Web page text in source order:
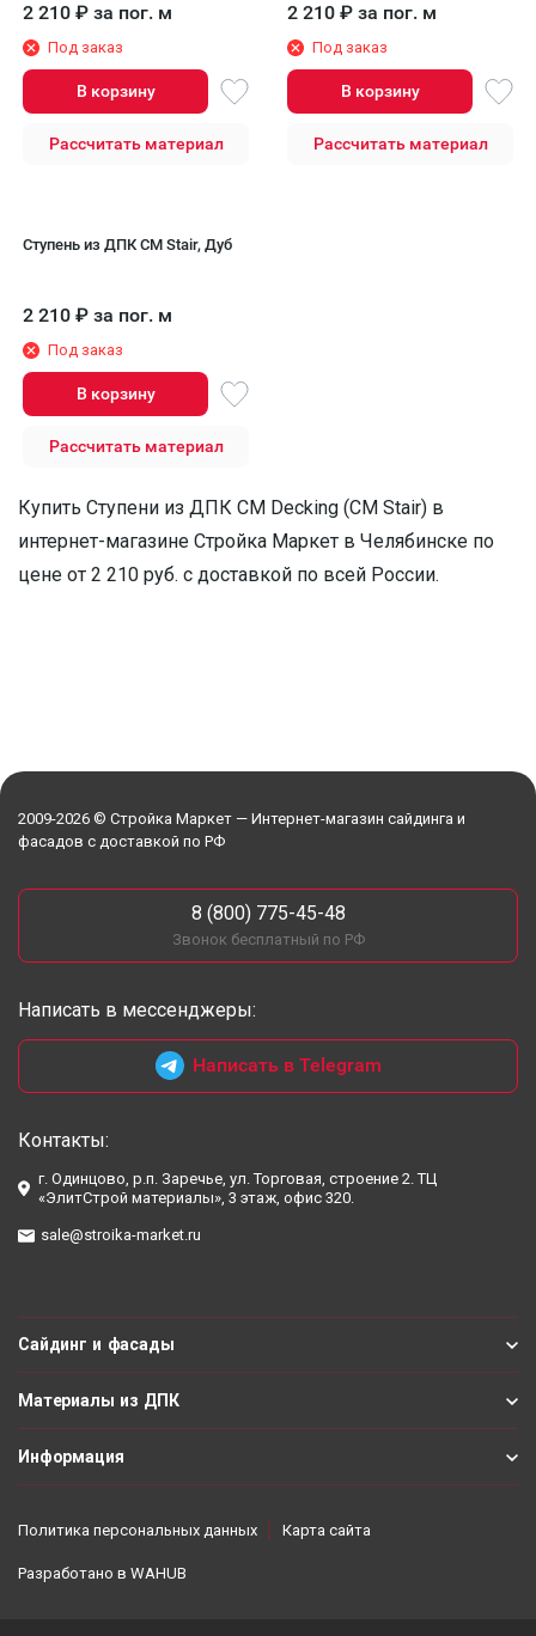
2 210 ₽ за пог. м
Под заказ
В корзину
Рассчитать материал
2 210 ₽ за пог. м
Под заказ
В корзину
Рассчитать материал
Ступень из ДПК CM Stair, Дуб
2 210 ₽ за пог. м
Под заказ
В корзину
Рассчитать материал
Купить Ступени из ДПК CM Decking (CM Stair) в
интернет-магазине Стройка Маркет в Челябинске по
цене от 2 210 руб. с доставкой по всей России.
2009-2026 © Стройка Маркет — Интернет-магазин сайдинга и
фасадов с доставкой по РФ
8 (800) 775-45-48
Звонок бесплатный по РФ
Написать в мессенджеры:
Написать в Telegram
Контакты:
г. Одинцово, р.п. Заречье, ул. Торговая, строение 2. ТЦ
«ЭлитСтрой материалы», 3 этаж, офис 320.
sale@stroika-market.ru
Сайдинг и фасады
Материалы из ДПК
Информация
Политика персональных данных Карта сайта
Разработано в WAHUB